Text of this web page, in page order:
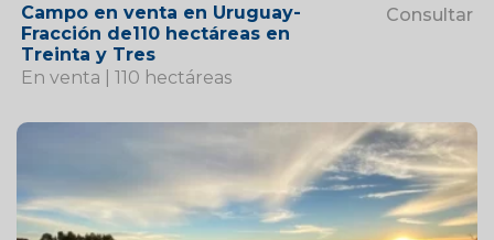
Campo en venta en Uruguay-
Fracción de110 hectáreas en
Treinta y Tres
Consultar
En venta | 110 hectáreas